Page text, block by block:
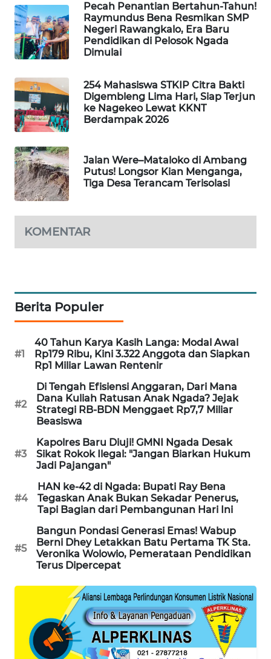
Pecah Penantian Bertahun-Tahun!
Raymundus Bena Resmikan SMP
Negeri Rawangkalo, Era Baru
Pendidikan di Pelosok Ngada
Dimulai
254 Mahasiswa STKIP Citra Bakti
Digembleng Lima Hari, Siap Terjun
ke Nagekeo Lewat KKNT
Berdampak 2026
Jalan Were–Mataloko di Ambang
Putus! Longsor Kian Menganga,
Tiga Desa Terancam Terisolasi
KOMENTAR
Berita Populer
#1
40 Tahun Karya Kasih Langa: Modal Awal
Rp179 Ribu, Kini 3.322 Anggota dan Siapkan
Rp1 Miliar Lawan Rentenir
#2
Di Tengah Efisiensi Anggaran, Dari Mana
Dana Kuliah Ratusan Anak Ngada? Jejak
Strategi RB-BDN Menggaet Rp7,7 Miliar
Beasiswa
#3
Kapolres Baru Diuji! GMNI Ngada Desak
Sikat Rokok Ilegal: "Jangan Biarkan Hukum
Jadi Pajangan"
#4
HAN ke-42 di Ngada: Bupati Ray Bena
Tegaskan Anak Bukan Sekadar Penerus,
Tapi Bagian dari Pembangunan Hari Ini
#5
Bangun Pondasi Generasi Emas! Wabup
Berni Dhey Letakkan Batu Pertama TK Sta.
Veronika Wolowio, Pemerataan Pendidikan
Terus Dipercepat
LKKI
KOPEKLIN
PORTAL
KONSUMEN
FORWAMKI
ALPERKLINAS
FORJASIDA
TAMBANG
NEWS
SIDIKALANG
NEWS
SIBARAGAS
NEWS
METRO
SIANTAR
NEWS
METRO
MEDAN
METRO
JAKARTA
NEWS
KRT
NEWS